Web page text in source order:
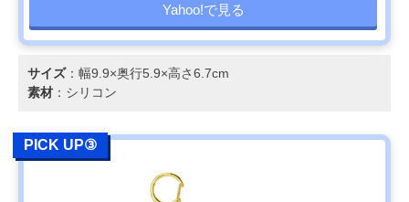
Yahoo!で見る
サイズ：幅9.9×奥行5.9×高さ6.7cm
素材 ：シリコン
PICK UP③